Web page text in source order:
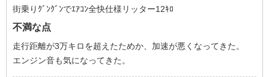
街乗りｸﾞﾝｸﾞﾝでｴｱｺﾝ全快仕様リッター12ｷﾛ
不満な点
走行距離が3万キロを超えたためか、加速が悪くなってきた。
エンジン音も気になってきた。